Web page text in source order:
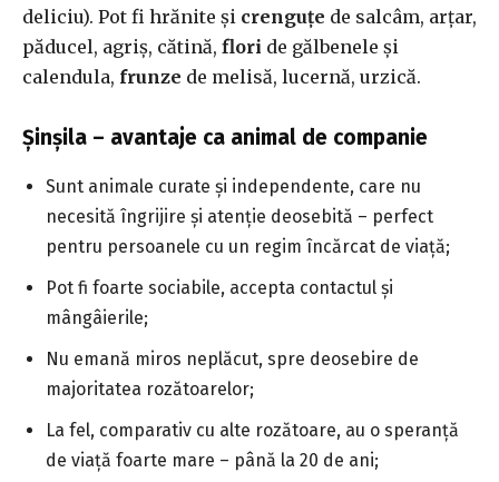
deliciu). Pot fi hrănite și crenguțe de salcâm, arțar,
păducel, agriș, cătină, flori de gălbenele și
calendula, frunze de melisă, lucernă, urzică.
Șinșila – avantaje ca animal de companie
Sunt animale curate și independente, care nu
necesită îngrijire și atenție deosebită – perfect
pentru persoanele cu un regim încărcat de viață;
Pot fi foarte sociabile, accepta contactul și
mângâierile;
Nu emană miros neplăcut, spre deosebire de
majoritatea rozătoarelor;
La fel, comparativ cu alte rozătoare, au o speranță
de viață foarte mare – până la 20 de ani;